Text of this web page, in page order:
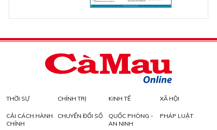
THỜI SỰ CHÍNH TRỊ KINH TẾ XÃ HỘI
CẢI CÁCH HÀNH
CHÍNH
CHUYỂN ĐỔI SỐ
QUỐC PHÒNG -
AN NINH
PHÁP LUẬT